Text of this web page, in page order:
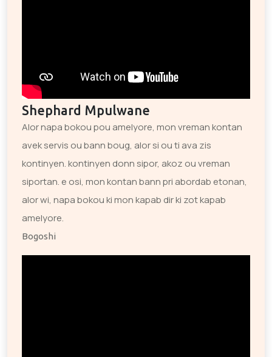
Shephard Mpulwane
Alor napa bokou pou amelyore, mon vreman kontan
avek servis ou bann boug, alor si ou ti ava zis
kontinyen. kontinyen donn sipor, akoz ou vreman
siportan. e osi, mon kontan bann pri abordab etonan,
alor wi, napa bokou ki mon kapab dir ki zot kapab
amelyore.
Bogoshi